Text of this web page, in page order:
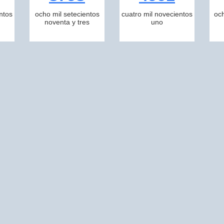
ocho mil setecientos
noventa y tres
cuatro mil novecientos
uno